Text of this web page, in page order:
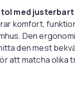
med
komfort,
Den
den mest
att matcha olika